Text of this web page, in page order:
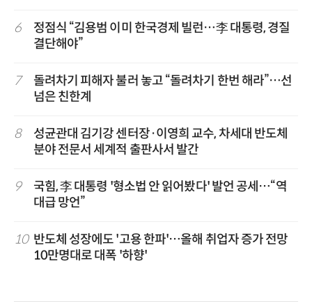
6
정점식 “김용범 이미 한국경제 빌런…李 대통령, 경질
결단해야”
7
돌려차기 피해자 불러 놓고 “돌려차기 한번 해라”…선
넘은 친한계
8
성균관대 김기강 센터장·이영희 교수, 차세대 반도체
분야 전문서 세계적 출판사서 발간
9
국힘, 李 대통령 '형소법 안 읽어봤다' 발언 공세…“역
대급 망언”
10 반도체 성장에도 '고용 한파'…올해 취업자 증가 전망
10만명대로 대폭 '하향'